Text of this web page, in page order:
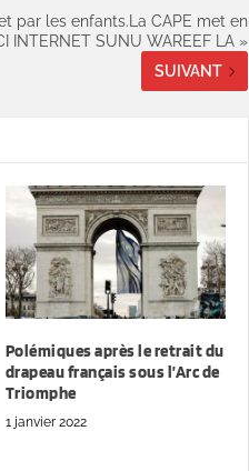
par les enfants.La CAPE met en
INTERNET SUNU WAREEF LA »
SUIVANT
Polémiques après le retrait du
drapeau français sous l’Arc de
Triomphe
1 janvier 2022